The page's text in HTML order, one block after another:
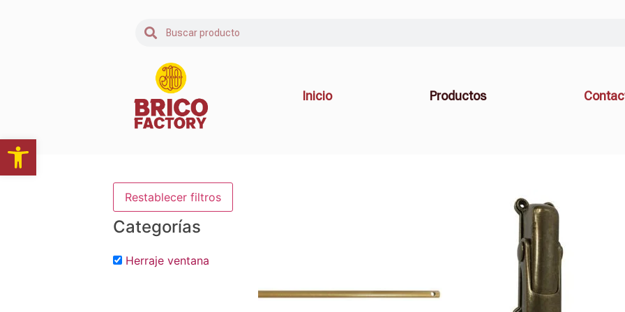
Abrir barra de herramientas
Inicio Productos
Restablecer filtros
Categorías
Herraje ventana